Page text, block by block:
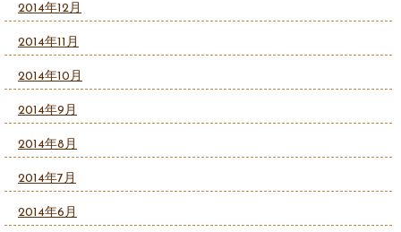
2014年12月
2014年11月
2014年10月
2014年9月
2014年8月
2014年7月
2014年6月